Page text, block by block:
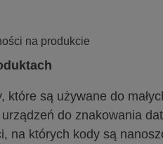
są używane do
do znakowania
na których kody są